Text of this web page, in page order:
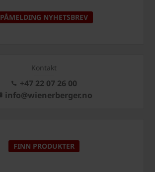
PÅMELDING NYHETSBREV
Kontakt
+47 22 07 26 00
info@wienerberger.no
FINN PRODUKTER